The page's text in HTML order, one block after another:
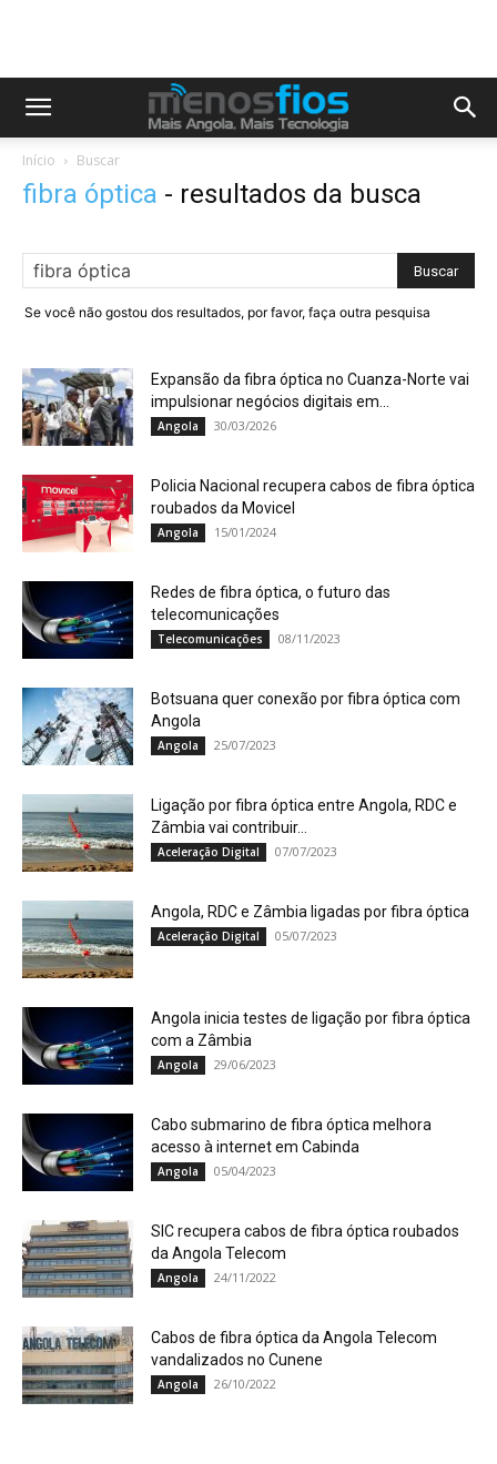
Início Buscar
fibra óptica - resultados da busca
Se você não gostou dos resultados, por favor, faça outra pesquisa
Expansão da fibra óptica no Cuanza-Norte vai
impulsionar negócios digitais em...
Angola 30/03/2026
Policia Nacional recupera cabos de fibra óptica
roubados da Movicel
Angola 15/01/2024
Redes de fibra óptica, o futuro das
telecomunicações
Telecomunicações 08/11/2023
Botsuana quer conexão por fibra óptica com
Angola
Angola 25/07/2023
Ligação por fibra óptica entre Angola, RDC e
Zâmbia vai contribuir...
Aceleração Digital 07/07/2023
Angola, RDC e Zâmbia ligadas por fibra óptica
Aceleração Digital 05/07/2023
Angola inicia testes de ligação por fibra óptica
com a Zâmbia
Angola 29/06/2023
Cabo submarino de fibra óptica melhora
acesso à internet em Cabinda
Angola 05/04/2023
SIC recupera cabos de fibra óptica roubados
da Angola Telecom
Angola 24/11/2022
Cabos de fibra óptica da Angola Telecom
vandalizados no Cunene
Angola 26/10/2022